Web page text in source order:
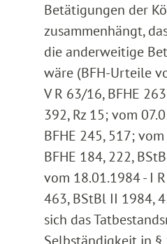
Betätigungen der
zusammenhängt,
die anderweitige
wäre (BFH-Urteile
V R 63/16, BFHE
392, Rz 15; vom
BFHE 245, 517;
BFHE 184, 222,
vom 18.01.1984 - I
463, BStBl II 1984,
sich das